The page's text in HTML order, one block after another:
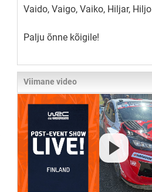
Vaido, Vaigo, Vaiko, Hiljar, Hiljo
Palju õnne kõigile!
Viimane video